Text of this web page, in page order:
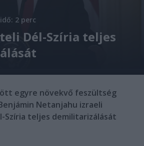
2 perc
Dél-Szíria teljes
egyre növekvő feszültség
Netanjahu izraeli
Szíria teljes demilitarizálását